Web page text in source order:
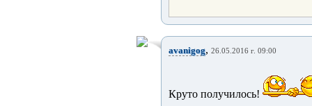
avanigog, 26.05.2016 г. 09:00
Круто получилось!